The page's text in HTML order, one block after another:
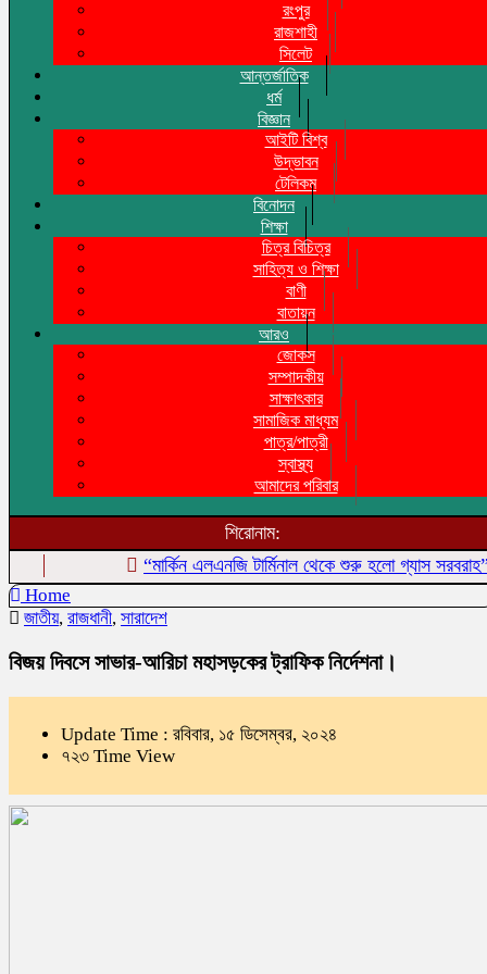
রংপুর
রাজশাহী
সিলেট
আন্তর্জাতিক
ধর্ম
বিজ্ঞান
আইটি বিশ্ব
উদ্ভাবন
টেলিকম
বিনোদন
শিক্ষা
চিত্র বিচিত্র
সাহিত্য ও শিক্ষা
বাণী
বাতায়ন
আরও
জোকস
সম্পাদকীয়
সাক্ষাৎকার
সামাজিক মাধ্যম
পাত্র/পাত্রী
স্বাস্থ্য
আমাদের পরিবার
শিরোনাম:
“মার্কিন এলএনজি টার্মিনাল থেকে শুরু হলো গ্যাস সরবরাহ”
‎৫
Home
জাতীয়, রাজধানী, সারাদেশ
বিজয় দিবসে সাভার-আরিচা মহাসড়কের ট্রাফিক নির্দেশনা।
Update Time : রবিবার, ১৫ ডিসেম্বর, ২০২৪
৭২৩ Time View